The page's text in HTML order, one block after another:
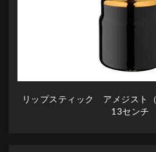
リップスティック アメジスト
13センチ